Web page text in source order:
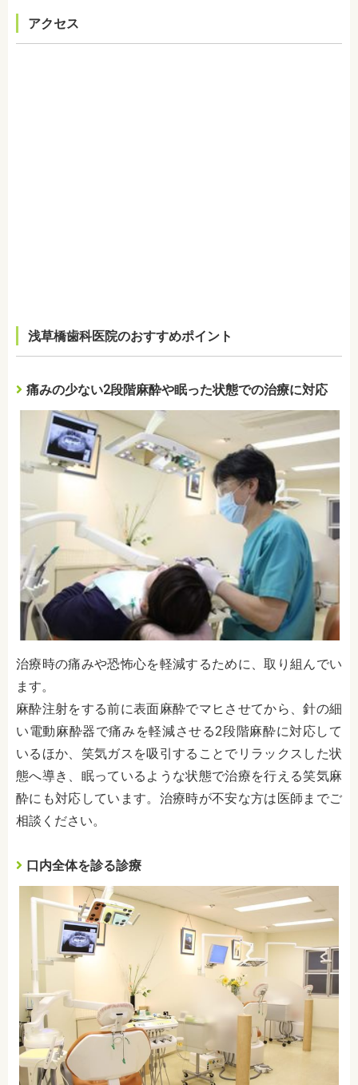
アクセス
浅草橋歯科医院のおすすめポイント
痛みの少ない2段階麻酔や眠った状態での治療に対応
治療時の痛みや恐怖心を軽減するために、取り組んでい
ます。
麻酔注射をする前に表面麻酔でマヒさせてから、針の細
い電動麻酔器で痛みを軽減させる2段階麻酔に対応して
いるほか、笑気ガスを吸引することでリラックスした状
態へ導き、眠っているような状態で治療を行える笑気麻
酔にも対応しています。治療時が不安な方は医師までご
相談ください。
口内全体を診る診療